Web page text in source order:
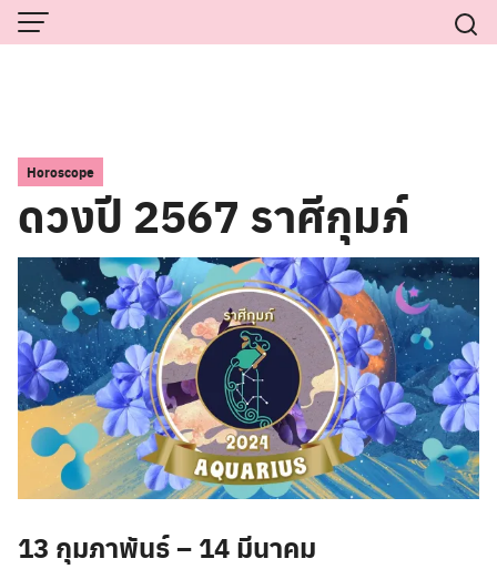
Skip
to
Horoscope
ดวงปี 2567 ราศีกุมภ์
13 กุมภาพันธ์ – 14 มีนาคม